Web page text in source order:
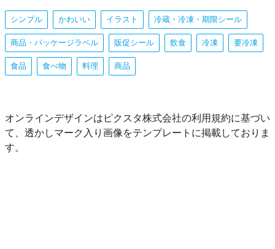
シンプル かわいい イラスト 冷蔵・冷凍・期限シール
商品・パッケージラベル 販促シール 飲食 冷凍 要冷凍
食品 食べ物 料理 商品
オンラインデザインはピクスタ株式会社の利用規約に基づい
て、透かしマーク入り画像をテンプレートに掲載しておりま
す。